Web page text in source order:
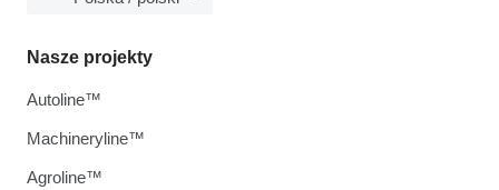
Nasze projekty
Autoline™
Machineryline™
Agroline™